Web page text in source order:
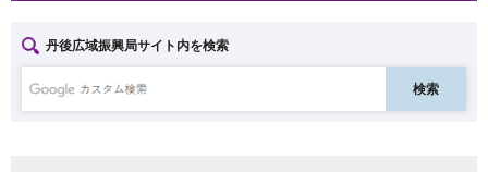
丹後広域振興局サイト内を検索